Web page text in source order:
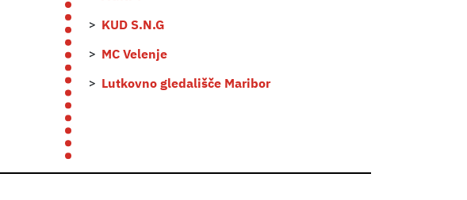
KUD S.N.G
MC Velenje
Lutkovno gledališče Maribor